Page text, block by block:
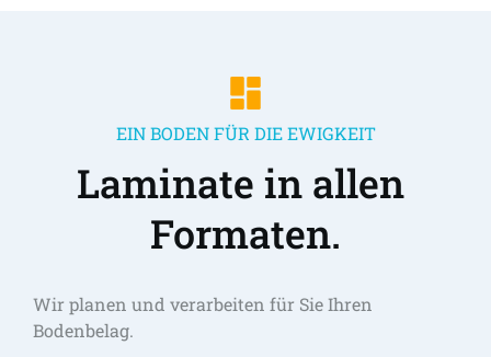
EIN BODEN FÜR DIE EWIGKEIT
Laminate in allen
Formaten.
Wir planen und verarbeiten für Sie Ihren
Bodenbelag.